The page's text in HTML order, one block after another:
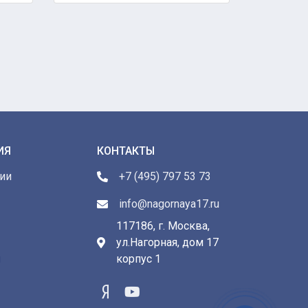
КОНТАКТЫ
+7 (495) 797 53 73
info@nagornaya17.ru
117186, г. Москва,
ул.Нагорная, дом 17
корпус 1